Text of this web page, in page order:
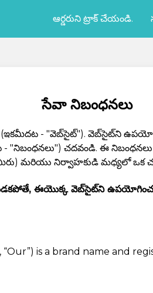
ఆర్డరుని ట్రాక్ చేయండి.
సేవా నిబంధనలు
(ఇకమీదట - "వెబ్‌సైట్‌"). వెబ్‌సైట్‌ని
- "నిబంధనలు") చదవండి. ఈ
మరియు నిర్వాహకుడి మధ్యలో ఒక
ఈయొక్క వెబ్‌సైట్‌ని
“Our”) is a brand name and